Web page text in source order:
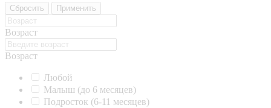
Сбросить Применить
Возраст
Возраст
Любой
Малыш (до 6 месяцев)
Подросток (6-11 месяцев)